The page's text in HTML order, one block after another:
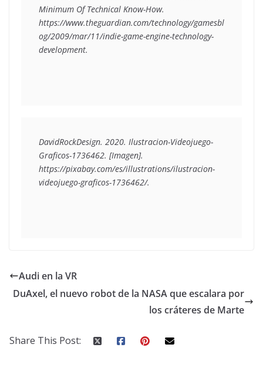
Minimum Of Technical Know-How.
https://www.theguardian.com/technology/gamesbl
og/2009/mar/11/indie-game-engine-technology-
development.
DavidRockDesign. 2020. Ilustracion-Videojuego-
Graficos-1736462. [Imagen].
https://pixabay.com/es/illustrations/ilustracion-
videojuego-graficos-1736462/.
Audi en la VR
DuAxel, el nuevo robot de la NASA que escalara por
los cráteres de Marte
Share This Post: